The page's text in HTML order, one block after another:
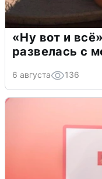
«Ну вот и
развелась с
6 августа 136